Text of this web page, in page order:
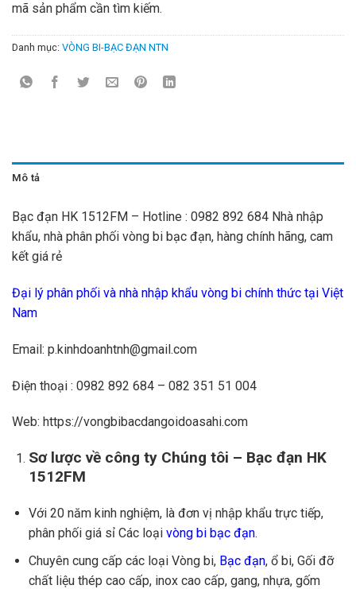
mã sản phẩm cần tìm kiếm.
Danh mục: VÒNG BI-BẠC ĐẠN NTN
Mô tả
Bạc đạn HK 1512FM – Hotline : 0982 892 684 Nhà nhập
khẩu, nhà phân phối vòng bi bạc đạn, hàng chính hãng, cam
kết giá rẻ
Đại lý phân phối và nhà nhập khẩu vòng bi chính thức tại Việt
Nam
Email: p.kinhdoanhtnh@gmail.com
Điện thoại : 0982 892 684 – 082 351 51 004
Web: https://vongbibacdangoidoasahi.com
Sơ lược về công ty Chúng tôi – Bạc đạn HK
1512FM
Với 20 năm kinh nghiệm, là đơn vị nhập khẩu trực tiếp,
phân phối giá sỉ Các loại vòng bi bạc đạn.
Chuyên cung cấp các loại Vòng bi, Bạc đạn, ổ bi, Gối đỡ
chất liệu thép cao cấp, inox cao cấp, gang, nhựa, gốm